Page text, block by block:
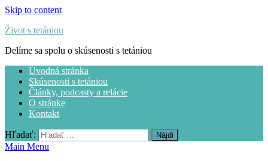
Skip to content
Život s tetániou
Delíme sa spolu o skúsenosti s tetániou
Úvodná stránka
Skúsenosti s tetániou
Články, podcasty a relácie
O stránke
Kontakt
Hľadať:
Main Menu